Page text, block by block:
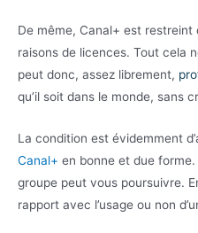
De même, Canal+ est restreint
raisons de licences. Tout cela
peut donc, assez librement,
qu’il soit dans le monde, sans
La condition est évidemment
Canal+ en bonne et due
groupe peut vous poursuivre.
rapport avec l’usage ou non